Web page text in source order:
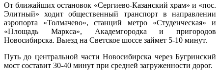
От ближайших остановок «Сергиево-Казанский храм» и «пос.
Элитный» ходит общественный транспорт в направлении
аэропорта «Толмачево», станций метро «Студенческая» и
«Площадь Маркса», Академгородка и пригородов
Новосибирска. Выезд на Светское шоссе займет 5-10 минут.
Путь до центральной части Новосибирска через Бугринский
мост составит 30-40 минут при средней загруженности дорог.